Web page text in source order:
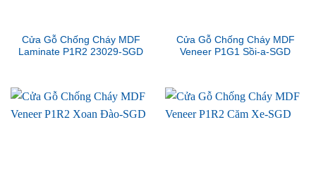
Cửa Gỗ Chống Cháy MDF
Laminate P1R2 23029-SGD
Cửa Gỗ Chống Cháy MDF
Veneer P1G1 Sồi-a-SGD